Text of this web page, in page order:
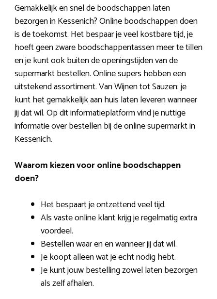
Gemakkelijk en snel de boodschappen laten
bezorgen in Kessenich? Online boodschappen doen
is de toekomst. Het bespaar je veel kostbare tijd, je
hoeft geen zware boodschappentassen meer te tillen
en je kunt ook buiten de openingstijden van de
supermarkt bestellen. Online supers hebben een
uitstekend assortiment. Van Wijnen tot Sauzen: je
kunt het gemakkelijk aan huis laten leveren wanneer
jij dat wil. Op dit informatieplatform vind je nuttige
informatie over bestellen bij de online supermarkt in
Kessenich.
Waarom kiezen voor online boodschappen
doen?
Het bespaart je ontzettend veel tijd.
Als vaste online klant krijg je regelmatig extra
voordeel.
Bestellen waar en en wanneer jij dat wil.
Je koopt alleen wat je echt nodig hebt.
Je kunt jouw bestelling zowel laten bezorgen
als zelf afhalen.